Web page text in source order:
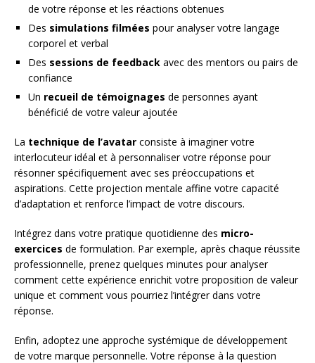
de votre réponse et les réactions obtenues
Des simulations filmées pour analyser votre langage
corporel et verbal
Des sessions de feedback avec des mentors ou pairs de
confiance
Un recueil de témoignages de personnes ayant
bénéficié de votre valeur ajoutée
La technique de l’avatar consiste à imaginer votre
interlocuteur idéal et à personnaliser votre réponse pour
résonner spécifiquement avec ses préoccupations et
aspirations. Cette projection mentale affine votre capacité
d’adaptation et renforce l’impact de votre discours.
Intégrez dans votre pratique quotidienne des micro-
exercices de formulation. Par exemple, après chaque réussite
professionnelle, prenez quelques minutes pour analyser
comment cette expérience enrichit votre proposition de valeur
unique et comment vous pourriez l’intégrer dans votre
réponse.
Enfin, adoptez une approche systémique de développement
de votre marque personnelle. Votre réponse à la question